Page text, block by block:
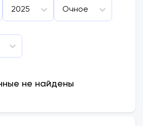
2025 Очное
не найдены